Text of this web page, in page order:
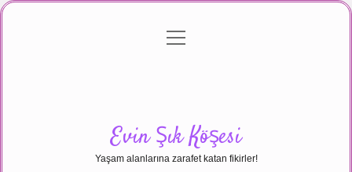
Gizlilik Politikası
menüyü
Evin Şık Köşesi
Yaşam alanlarına zarafet katan fikirler!